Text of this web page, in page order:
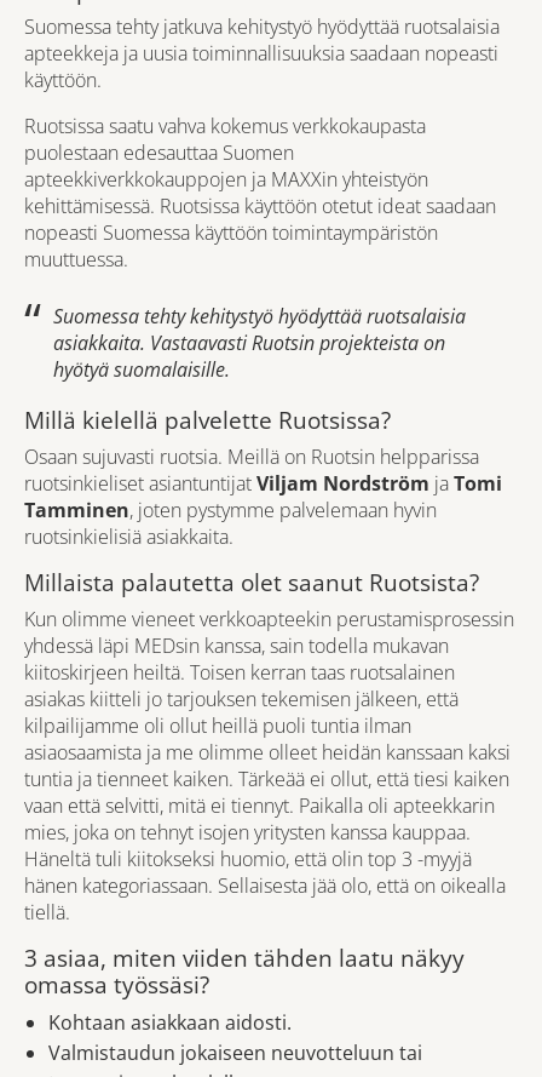
Suomessa tehty jatkuva kehitystyö hyödyttää ruotsalaisia
apteekkeja ja uusia toiminnallisuuksia saadaan nopeasti
käyttöön.
Ruotsissa saatu vahva kokemus verkkokaupasta
puolestaan edesauttaa Suomen
apteekkiverkkokauppojen ja MAXXin yhteistyön
kehittämisessä. Ruotsissa käyttöön otetut ideat saadaan
nopeasti Suomessa käyttöön toimintaympäristön
muuttuessa.
Suomessa tehty kehitystyö hyödyttää ruotsalaisia
asiakkaita. Vastaavasti Ruotsin projekteista on
hyötyä suomalaisille.
Millä kielellä palvelette Ruotsissa?
Osaan sujuvasti ruotsia. Meillä on Ruotsin helpparissa
ruotsinkieliset asiantuntijatViljam Nordström jaTomi
Tamminen, joten pystymme palvelemaan hyvin
ruotsinkielisiä asiakkaita.
Millaista palautetta olet saanut Ruotsista?
Kun olimme vieneet verkkoapteekin perustamisprosessin
yhdessä läpi MEDsin kanssa, sain todella mukavan
kiitoskirjeen heiltä. Toisen kerran taas ruotsalainen
asiakas kiitteli jo tarjouksen tekemisen jälkeen, että
kilpailijamme oli ollut heillä puoli tuntia ilman
asiaosaamista ja me olimme olleet heidän kanssaan kaksi
tuntia ja tienneet kaiken. Tärkeää ei ollut, että tiesi kaiken
vaan että selvitti, mitä ei tiennyt. Paikalla oli apteekkarin
mies, joka on tehnyt isojen yritysten kanssa kauppaa.
Häneltä tuli kiitokseksi huomio, että olin top 3 -myyjä
hänen kategoriassaan. Sellaisesta jää olo, että on oikealla
tiellä.
3 asiaa, miten viiden tähden laatu näkyy
omassa työssäsi?
Kohtaan asiakkaan aidosti.
Valmistaudun jokaiseen neuvotteluun tai